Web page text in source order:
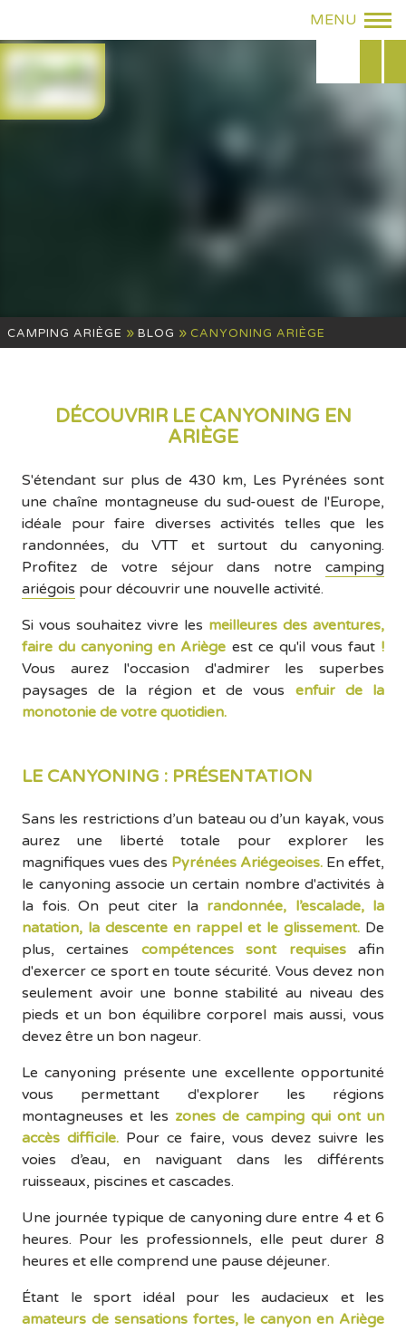
CAMPING ARIÈGE » BLOG » CANYONING ARIÈGE
DÉCOUVRIR LE CANYONING EN
ARIÈGE
S'étendant sur plus de 430 km, Les Pyrénées sont
une chaîne montagneuse du sud-ouest de l'Europe,
idéale pour faire diverses activités telles que les
randonnées, du VTT et surtout du canyoning.
Profitez de votre séjour dans notre camping
ariégois pour découvrir une nouvelle activité.
Si vous souhaitez vivre les meilleures des aventures,
faire ducanyoning en Ariège est ce qu'il vous faut !
Vous aurez l'occasion d'admirer les superbes
paysages de la région et de vous enfuir de la
monotonie de votre quotidien.
LE CANYONING : PRÉSENTATION
Sans les restrictions d’un bateau ou d’un kayak, vous
aurez une liberté totale pour explorer les
magnifiques vues des Pyrénées Ariégeoises. En effet,
le canyoning associe un certain nombre d'activités à
la fois. On peut citer la randonnée, l’escalade, la
natation, la descente en rappel et le glissement. De
plus, certaines compétences sont requisesafin
d'exercer ce sport en toute sécurité. Vous devez non
seulement avoir une bonne stabilité au niveau des
pieds et un bon équilibre corporel mais aussi, vous
devez être un bon nageur.
Le canyoning présente une excellente opportunité
vous permettant d'explorer les régions
montagneuses et les zones de camping qui ont un
accès difficile. Pour ce faire, vous devez suivre les
voies d’eau, en naviguant dans les différents
ruisseaux, piscines et cascades.
Une journée typique de canyoning dure entre 4 et 6
heures. Pour les professionnels, elle peut durer 8
heures et elle comprend une pause déjeuner.
Étant le sport idéal pour les audacieux et les
amateurs de sensations fortes, le canyon en Ariège